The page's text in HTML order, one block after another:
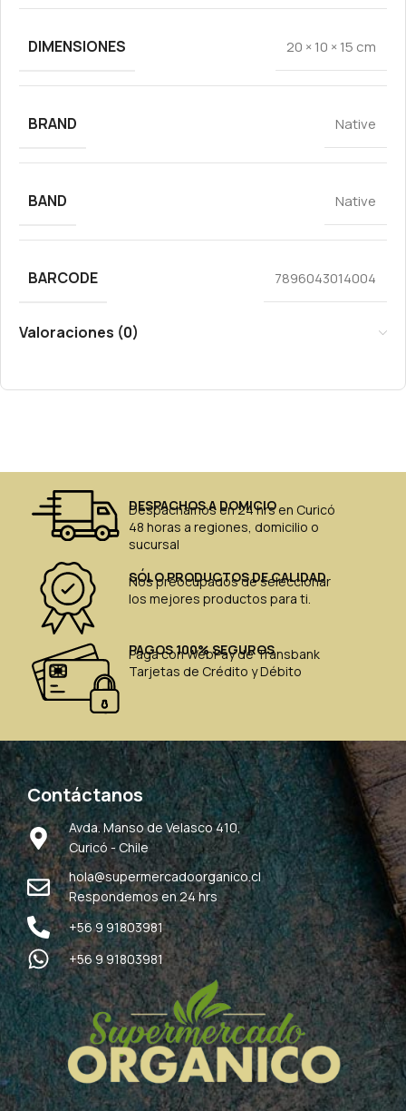
DIMENSIONES 20 × 10 × 15 cm
BRAND Native
BAND Native
BARCODE 7896043014004
Valoraciones (0)
DESPACHOS A DOMICIO
Despachamos en 24 hrs en Curicó
48 horas a regiones, domicilio o
sucursal
SÓLO PRODUCTOS DE CALIDAD
Nos preocupados de seleccionar
los mejores productos para ti.
PAGOS 100% SEGUROS
Paga con WebPay de Transbank
Tarjetas de Crédito y Débito
Contáctanos
Avda. Manso de Velasco 410,
Curicó - Chile
hola@supermercadoorganico.cl
Respondemos en 24 hrs
+56 9 91803981
+56 9 91803981